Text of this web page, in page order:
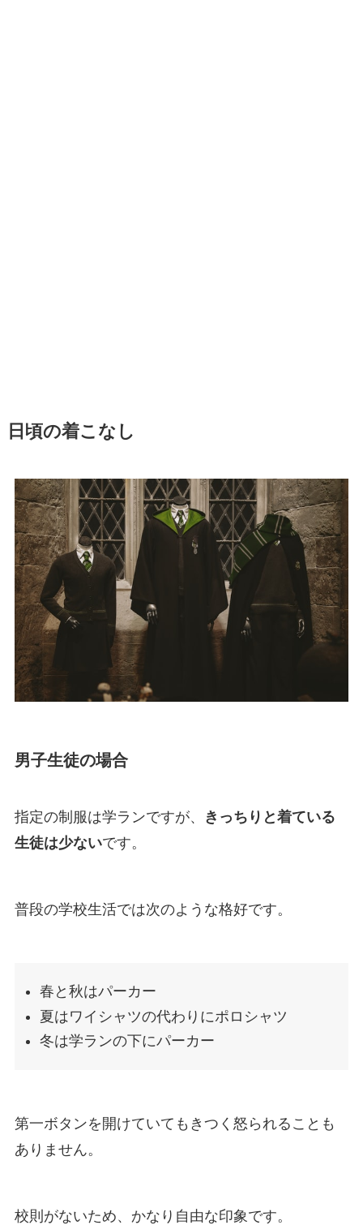
日頃の着こなし
男子生徒の場合
指定の制服は学ランですが、
きっちりと着ている
生徒は少ないです。
普段の学校生活では次のような格好です。
春と秋はパーカー
夏はワイシャツの代わりにポロシャツ
冬は学ランの下にパーカー
第一ボタンを開けていてもきつく怒られることも
ありません。
校則がないため、かなり自由な印象です。